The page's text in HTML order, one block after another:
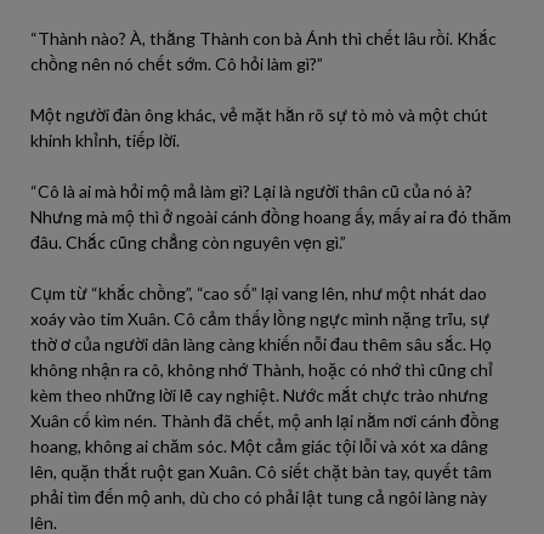
“Thành nào? À, thằng Thành con bà Ánh thì chết lâu rồi. Khắc
chồng nên nó chết sớm. Cô hỏi làm gì?”
Một người đàn ông khác, vẻ mặt hằn rõ sự tò mò và một chút
khinh khỉnh, tiếp lời.
“Cô là ai mà hỏi mộ mả làm gì? Lại là người thân cũ của nó à?
Nhưng mà mộ thì ở ngoài cánh đồng hoang ấy, mấy ai ra đó thăm
đâu. Chắc cũng chẳng còn nguyên vẹn gì.”
Cụm từ “khắc chồng”, “cao số” lại vang lên, như một nhát dao
xoáy vào tim Xuân. Cô cảm thấy lồng ngực mình nặng trĩu, sự
thờ ơ của người dân làng càng khiến nỗi đau thêm sâu sắc. Họ
không nhận ra cô, không nhớ Thành, hoặc có nhớ thì cũng chỉ
kèm theo những lời lẽ cay nghiệt. Nước mắt chực trào nhưng
Xuân cố kìm nén. Thành đã chết, mộ anh lại nằm nơi cánh đồng
hoang, không ai chăm sóc. Một cảm giác tội lỗi và xót xa dâng
lên, quặn thắt ruột gan Xuân. Cô siết chặt bàn tay, quyết tâm
phải tìm đến mộ anh, dù cho có phải lật tung cả ngôi làng này
lên.